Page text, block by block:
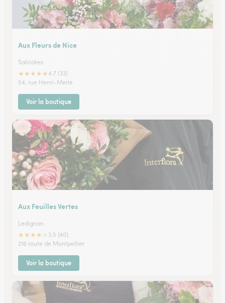
Aux Fleurs de Nice
Salindres
★★★★★4.7 (33)
54, rue Henri-Merle
Voir la boutique
Aux Feuilles Vertes
Ledignan
★★★★
3.5 (40)
216 route de Montpellier
Voir la boutique